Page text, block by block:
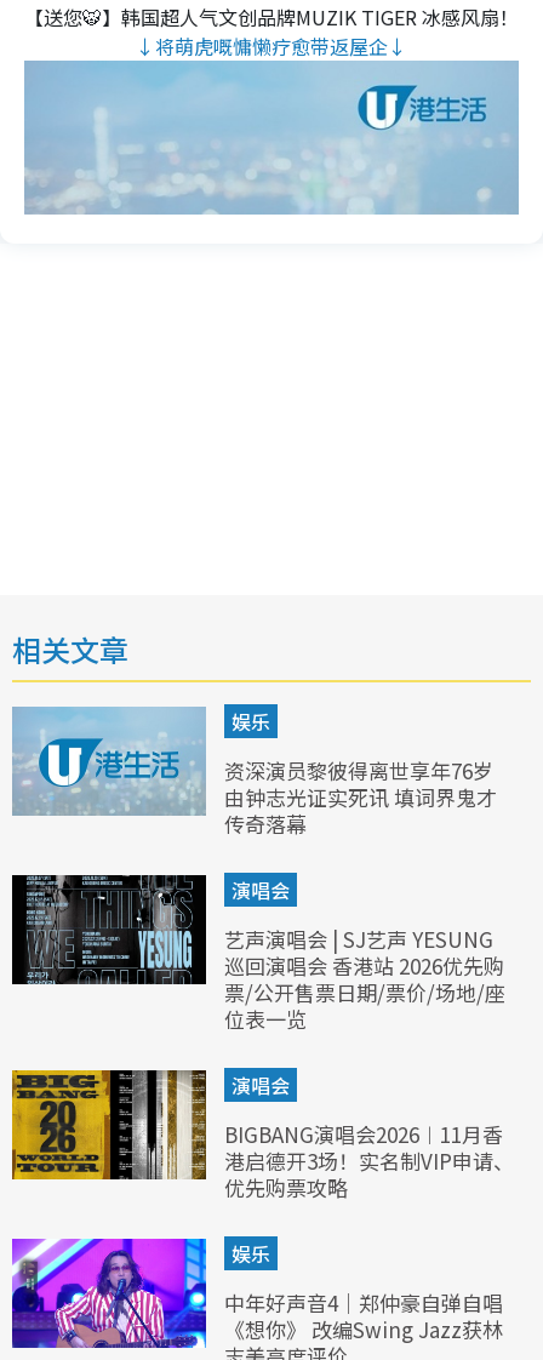
【送您🐯】韩国超人气文创品牌MUZIK TIGER 冰感风扇！
↓将萌虎嘅慵懒疗愈带返屋企↓
相关文章
娱乐
资深演员黎彼得离世享年76岁
由钟志光证实死讯 填词界鬼才
传奇落幕
演唱会
艺声演唱会 | SJ艺声 YESUNG
巡回演唱会 香港站 2026优先购
票/公开售票日期/票价/场地/座
位表一览
演唱会
BIGBANG演唱会2026︱11月香
港启德开3场！实名制VIP申请、
优先购票攻略
娱乐
中年好声音4｜郑仲豪自弹自唱
《想你》 改编Swing Jazz获林